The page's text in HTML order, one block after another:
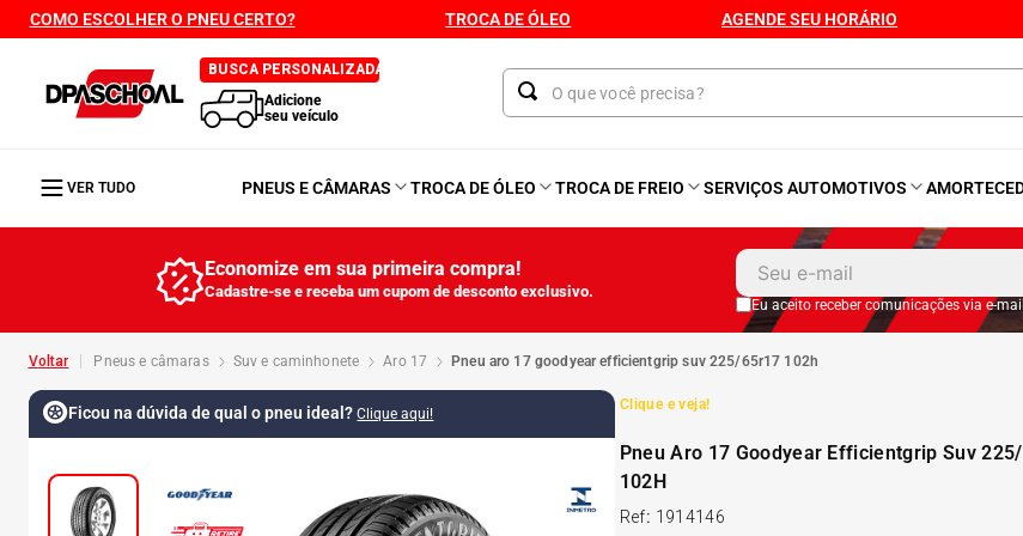
COMO ESCOLHER O PNEU CERTO? TROCA DE ÓLEO AGENDE SEU HORÁRIO
BUSCA PERSONALIZADA
Adicione
seu veículo
VER TUDO PNEUS E CÂMARAS TROCA DE ÓLEO TROCA DE FREIO SERVIÇOS AUTOMOTIVOS
Economize em sua primeira compra!
Cadastre-se e receba um cupom de desconto exclusivo.
Eu aceito receber comunicações via e-
pneus e câmaras suv e caminhonete aro 17 pneu aro 17 goodyear efficientgrip suv 225/65r17 102h
Ficou na dúvida de qual o pneu ideal?Clique aqui!
Clique e veja!
Pneu Aro 17 Goodyear Efficientgrip Suv
102H
Ref: 1914146
1º Kit 4 Pneu
2º Kit Pneu
3º Bproauto
4º Kit 4 Pneu Xbri Aro 13
175 70r14